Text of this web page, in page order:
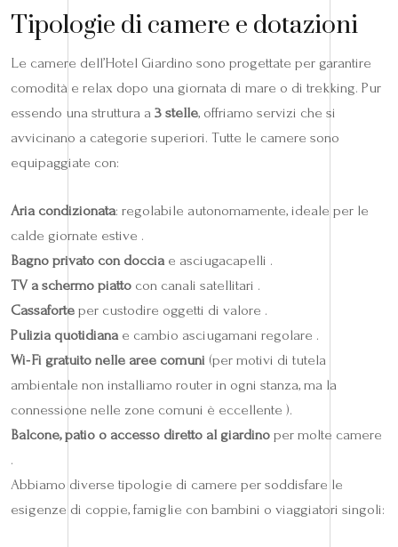
Tipologie di camere e dotazioni
Le camere dell’Hotel Giardino sono progettate per garantire
comodità e relax dopo una giornata di mare o di trekking. Pur
essendo una struttura a 3 stelle, offriamo servizi che si
avvicinano a categorie superiori. Tutte le camere sono
equipaggiate con:
Aria condizionata: regolabile autonomamente, ideale per le
calde giornate estive .
Bagno privato con docciae asciugacapelli .
TV a schermo piatto con canali satellitari .
Cassaforte per custodire oggetti di valore .
Pulizia quotidianae cambio asciugamani regolare .
Wi‑Fi gratuito nelle aree comuni (per motivi di tutela
ambientale non installiamo router in ogni stanza, ma la
connessione nelle zone comuni è eccellente ).
Balcone, patio o accesso diretto al giardino per molte camere
.
Abbiamo diverse tipologie di camere per soddisfare le
esigenze di coppie, famiglie con bambini o viaggiatori singoli: